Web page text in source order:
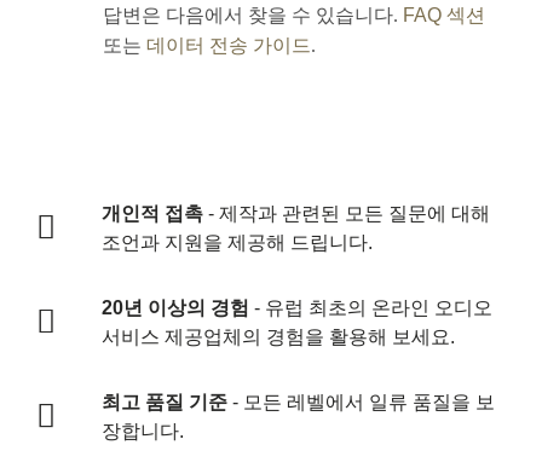
답변은 다음에서 찾을 수 있습니다. FAQ 섹션
또는 데이터 전송 가이드.
개인적 접촉 - 제작과 관련된 모든 질문에 대해
조언과 지원을 제공해 드립니다.
20년 이상의 경험 - 유럽 최초의 온라인 오디오
서비스 제공업체의 경험을 활용해 보세요.
최고 품질 기준 - 모든 레벨에서 일류 품질을 보
장합니다.